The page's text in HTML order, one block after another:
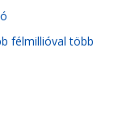
félmillióval több